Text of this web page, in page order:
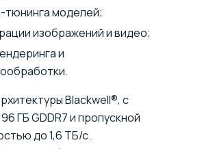
тюнинга моделей;
изображений и видео;
и
Blackwell®, с
ГБ GDDR7 и пропускной
до 1,6 ТБ/с.